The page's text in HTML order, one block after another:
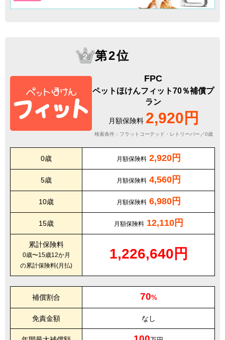
第2位
FPC
ペットほけんフィット70％補償プ
ラン
月額保険料 2,920円
検索条件：フラットコーテッド・レトリーバー／0歳
0歳 月額保険料 2,920円
5歳 月額保険料 4,560円
10歳 月額保険料 6,980円
15歳 月額保険料 12,110円
累計保険料
0歳〜15歳12か月
の累計保険料(月払)
1,226,640円
補償割合 70%
免責金額 なし